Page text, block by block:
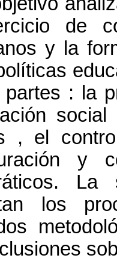
de
y la
: la
, el
y
los